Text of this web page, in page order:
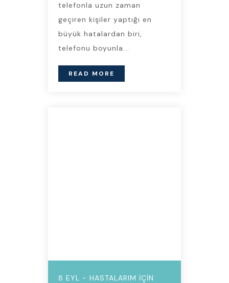
telefonla uzun zaman
geçiren kişiler yaptığı en
büyük hatalardan biri,
telefonu boyunla...
READ MORE
8 EYL - HASTALARIM İÇIN